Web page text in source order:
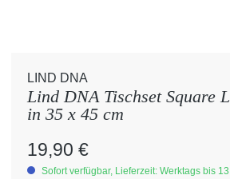
LIND DNA
Lind DNA Tischset Square
in 35 x 45 cm
Regulärer Preis:
19,90 €
Sofort verfügbar, Lieferzeit: Werktags bis